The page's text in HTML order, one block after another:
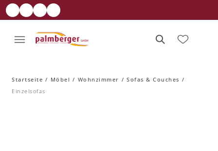
Startseite Möbel Wohnzimmer
Sofas & Couches
Einzelsofas